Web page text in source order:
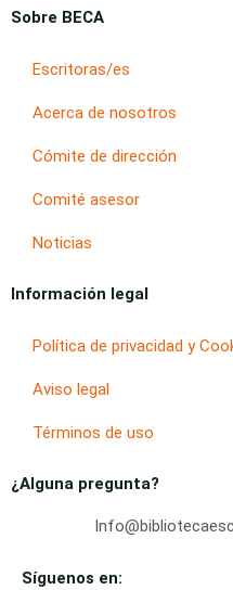
Sobre BECA
Escritoras/es
Acerca de nosotros
Cómite de dirección
Comité asesor
Noticias
Información legal
Política de privacidad y
Aviso legal
Términos de uso
¿Alguna pregunta?
Síguenos en: